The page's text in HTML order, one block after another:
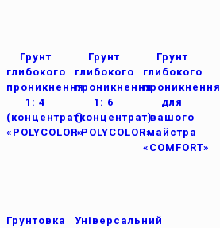
Грунт
глибокого
проникнення
1: 4
(концентрат)
«POLYCOLOR»
Грунт
глибокого
проникнення
1: 6
(концентрат)
«POLYCOLOR»
Грунт
глибокого
проникнення
для
вашого
майстра
«COMFORT»
Грунтовка
Універсальний